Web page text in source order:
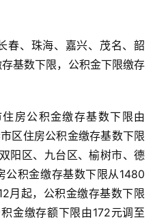
春、珠海、嘉兴、茂名、韶
基数下限，公积金下限缴存
房公积金缴存基数下限由
区住房公积金缴存基数下限
阳区、九台区、榆树市、德
公积金缴存基数下限从1480
月起，公积金缴存基数下限
金缴存额下限由172元调至